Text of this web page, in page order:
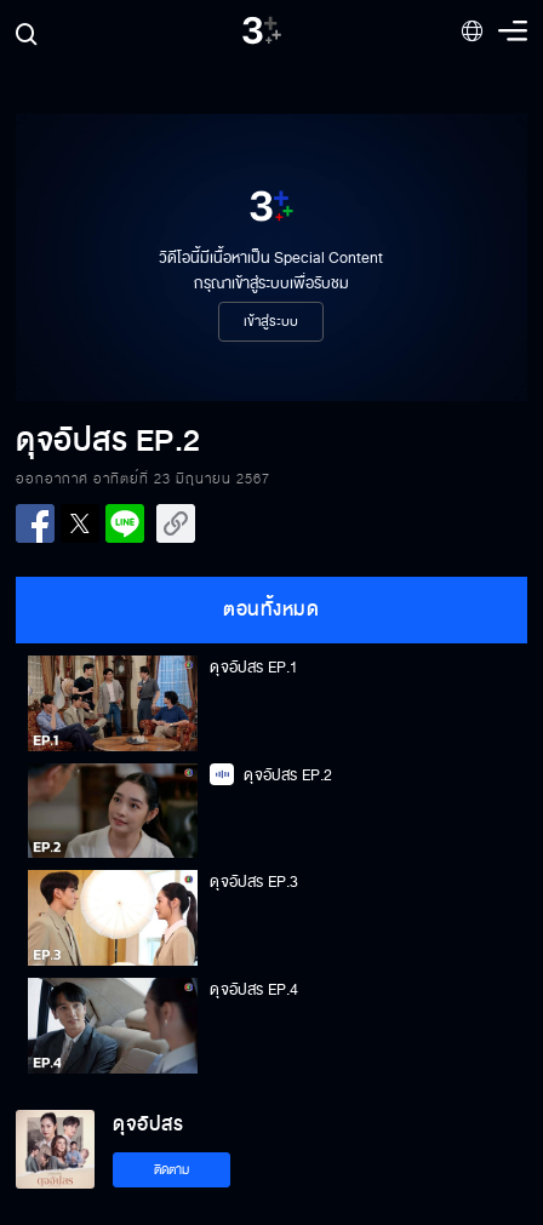
วิดีโอนี้มีเนื้อหาเป็น Special Content
กรุณาเข้าสู่ระบบเพื่อรับชม
เข้าสู่ระบบ
ดุจอัปสรEP.2
ออกอากาศ อาทิตย์ที่ 23 มิถุนายน 2567
ตอนทั้งหมด
ดุจอัปสร EP.1
ดุจอัปสร EP.2
ดุจอัปสร EP.3
ดุจอัปสร EP.4
ดุจอัปสร
ติดตาม